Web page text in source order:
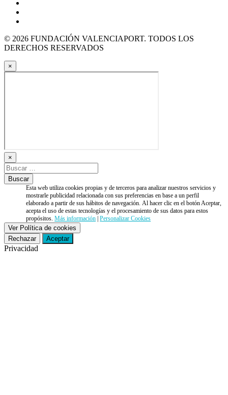
© 2026 FUNDACIÓN VALENCIAPORT. TODOS LOS
DERECHOS RESERVADOS
×
×
Esta web utiliza cookies propias y de terceros para analizar nuestros servicios y
mostrarle publicidad relacionada con sus preferencias en base a un perfil
elaborado a partir de sus hábitos de navegación. Al hacer clic en el botón Aceptar,
acepta el uso de estas tecnologías y el procesamiento de sus datos para estos
propósitos.Más información |Personalizar Cookies
Ver Política de cookies
Rechazar
Aceptar
Privacidad